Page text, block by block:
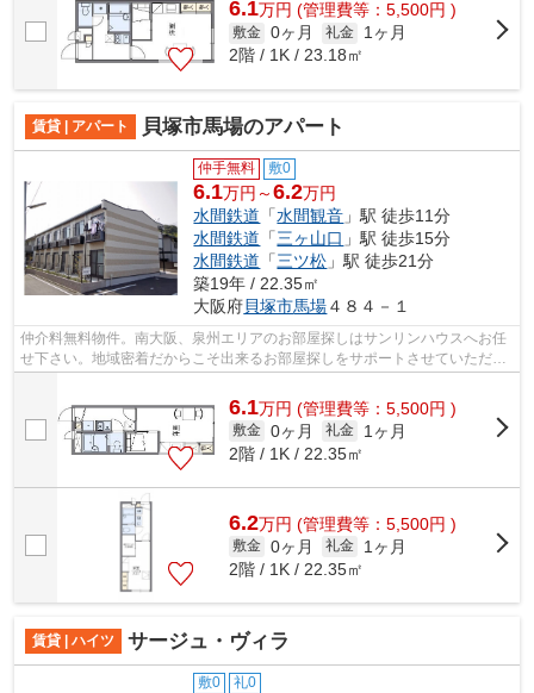
6.1万円 (管理費等：5,500円 )
敷金 0ヶ月 礼金
1ヶ月
2階 / 1K / 23.18㎡
賃貸 | アパート 貝塚市馬場のアパート
仲手無料 敷0
6.1万円～6.2万円
水間鉄道 「水間観音 」駅 徒歩11分
水間鉄道 「三ヶ山口 」駅 徒歩15分
水間鉄道 「三ツ松 」駅 徒歩21分
築19年 / 22.35㎡
大阪府貝塚市馬場４８４－１
仲介料無料物件。南大阪、泉州エリアのお部屋探しはサンリンハウスへお任
せ下さい。地域密着だからこそ出来るお部屋探しをサポートさせていただき
6.1万円 (管理費等：5,500円 )
敷金 0ヶ月 礼金
1ヶ月
2階 / 1K / 22.35㎡
6.2万円 (管理費等：5,500円 )
敷金 0ヶ月 礼金
1ヶ月
2階 / 1K / 22.35㎡
賃貸 | ハイツ サージュ・ヴィラ
敷0 礼0